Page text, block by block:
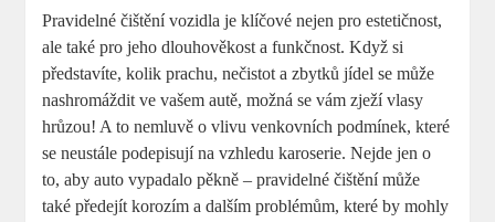
Pravidelné čištění vozidla je klíčové nejen pro estetičnost,
ale také pro jeho dlouhověkost a funkčnost. Když si
představíte, kolik prachu, nečistot a zbytků jídel se může
nashromáždit ve vašem autě, možná se vám zježí vlasy
hrůzou! A to nemluvě o vlivu venkovních podmínek, které
se neustále podepisují na vzhledu karoserie. Nejde jen o
to, aby auto vypadalo pěkně – pravidelné čištění může
také předejít korozím a dalším problémům, které by mohly